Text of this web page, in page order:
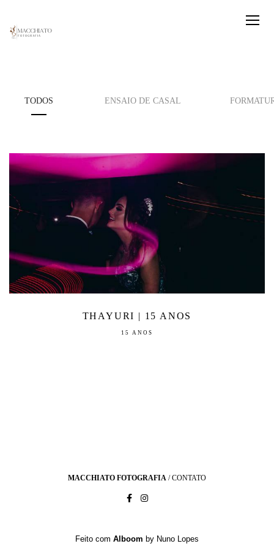
TODOS ENSAIO DE CASAL
THAYURI | 15 ANOS
15 ANOS
MACCHIATO FOTOGRAFIA /CONTATO
Feito com Alboom by Nuno Lopes